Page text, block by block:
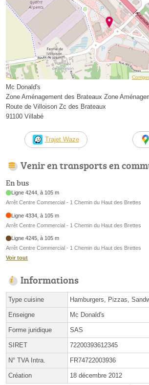
Mc Donald's
Zone Aménagement des Brateaux Zone
Route de Villoison Zc des Brateaux
91100 Villabé
Trajet Waze
Venir en transports en
En bus
Ligne 4244, à 105 m
Arrêt Centre Commercial - 1 Chemin du Haut des Brettes
Ligne 4334, à 105 m
Arrêt Centre Commercial - 1 Chemin du Haut des Brettes
Ligne 4245, à 105 m
Arrêt Centre Commercial - 1 Chemin du Haut des Brettes
Voir tout
Informations
Type cuisine Hamburgers, Pizzas,
Enseigne Mc Donald's
Forme juridique SAS
SIRET 72200393612345
N° TVA Intra. FR74722003936
Création 18 décembre 2012